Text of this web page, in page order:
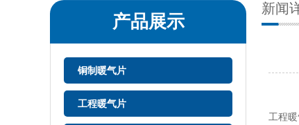
产品展示
铜制暖气片
工程暖气片
新闻
工程